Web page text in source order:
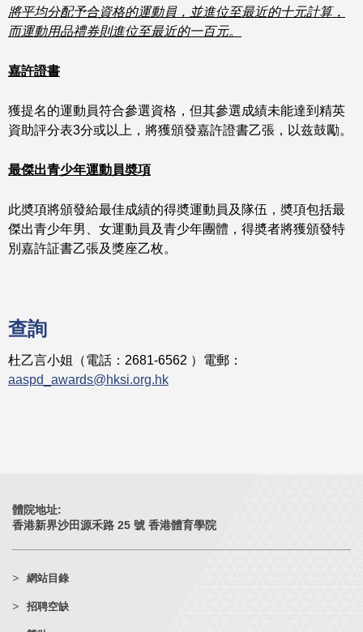
將平均分配予合資格的運動員，並進位至最近的十元計算，
而運動用品禮券則進位至最近的一百元。
嘉許證書
獲提名的運動員符合參選資格，但其參選成績未能達到精英
資助評分表3分或以上，將獲頒發嘉許證書乙張，以兹鼓勵。
最傑出青少年運動員奬項
此奬項將頒發給最佳成績的得奬運動員及隊伍，奬項包括最
傑出青少年男、女運動員及青少年團體，得奬者將獲頒發特
別嘉許証書乙張及獎座乙枚。
查詢
杜乙言小姐（電話：2681-6562 ）電郵：
aaspd_awards@hksi.org.hk
體院地址:
香港新界沙田源禾路 25 號 香港體育學院
網站目錄
招聘空缺